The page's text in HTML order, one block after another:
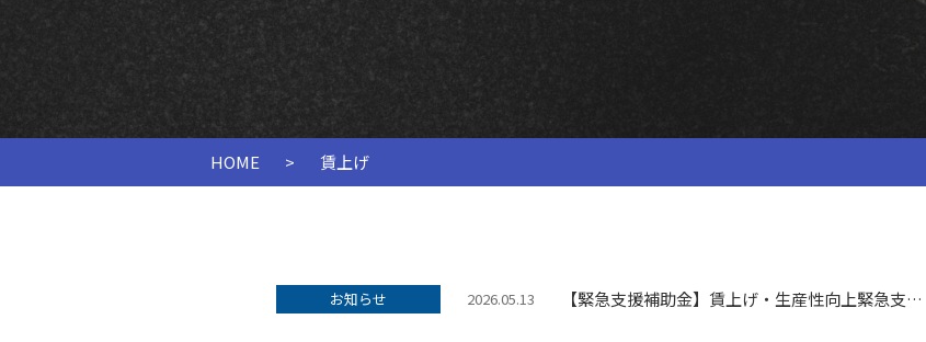
HOME > 賃上げ
お知らせ 2026.05.13
【緊急支援補助金】賃上げ・生産性向上緊急支援